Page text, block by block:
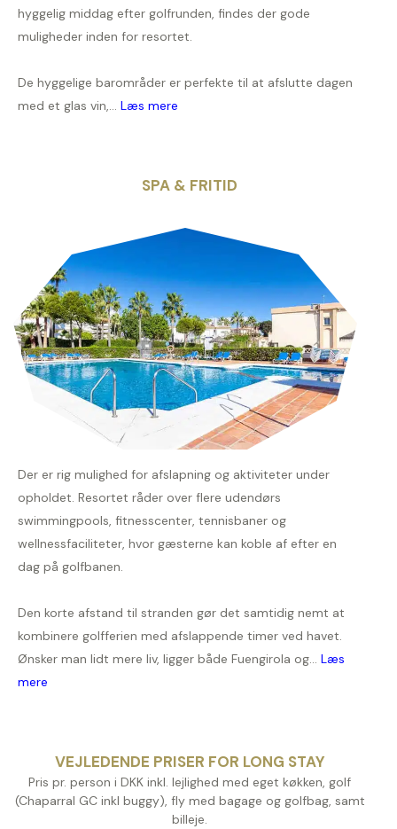
hyggelig middag efter golfrunden, findes der gode
muligheder inden for resortet.
De hyggelige barområder er perfekte til at afslutte dagen
med et glas vin,... Læs mere
SPA & FRITID
Der er rig mulighed for afslapning og aktiviteter under
opholdet. Resortet råder over flere udendørs
swimmingpools, fitnesscenter, tennisbaner og
wellnessfaciliteter, hvor gæsterne kan koble af efter en
dag på golfbanen.
Den korte afstand til stranden gør det samtidig nemt at
kombinere golfferien med afslappende timer ved havet.
Ønsker man lidt mere liv, ligger både Fuengirola og... Læs
mere
VEJLEDENDE PRISER FOR LONG STAY
Pris pr. person i DKK inkl. lejlighed med eget køkken, golf
(Chaparral GC inkl buggy), fly med bagage og golfbag, samt
billeje.